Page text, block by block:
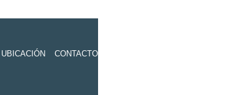
UBICACIÓN CONTACTO